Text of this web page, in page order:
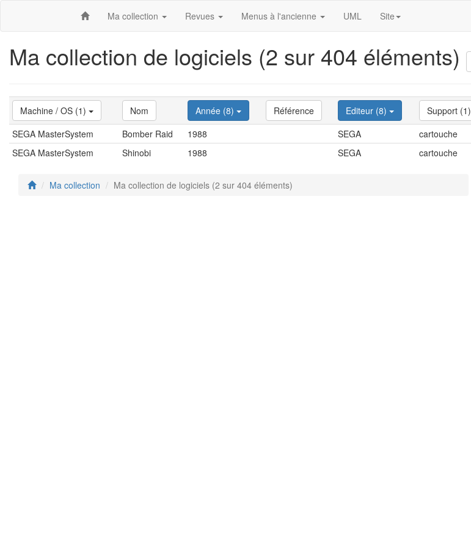
Ma collection Revues Menus à l'ancienne UML Site
Ma collection de logiciels (2 sur 404 éléments)
Machine / OS (1) Nom Année (8) Référence Editeur (8) Support (1)
SEGA MasterSystem
Bomber Raid 1988 SEGA cartouche
SEGA MasterSystem
Shinobi 1988 SEGA cartouche
Ma collection Ma collection de logiciels (2 sur 404 éléments)